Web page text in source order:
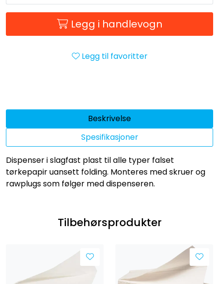
Legg i handlevogn
Legg til favoritter
Beskrivelse
Spesifikasjoner
Dispenser i slagfast plast til alle typer falset
tørkepapir uansett folding. Monteres med skruer og
rawplugs som følger med dispenseren.
Tilbehørsprodukter